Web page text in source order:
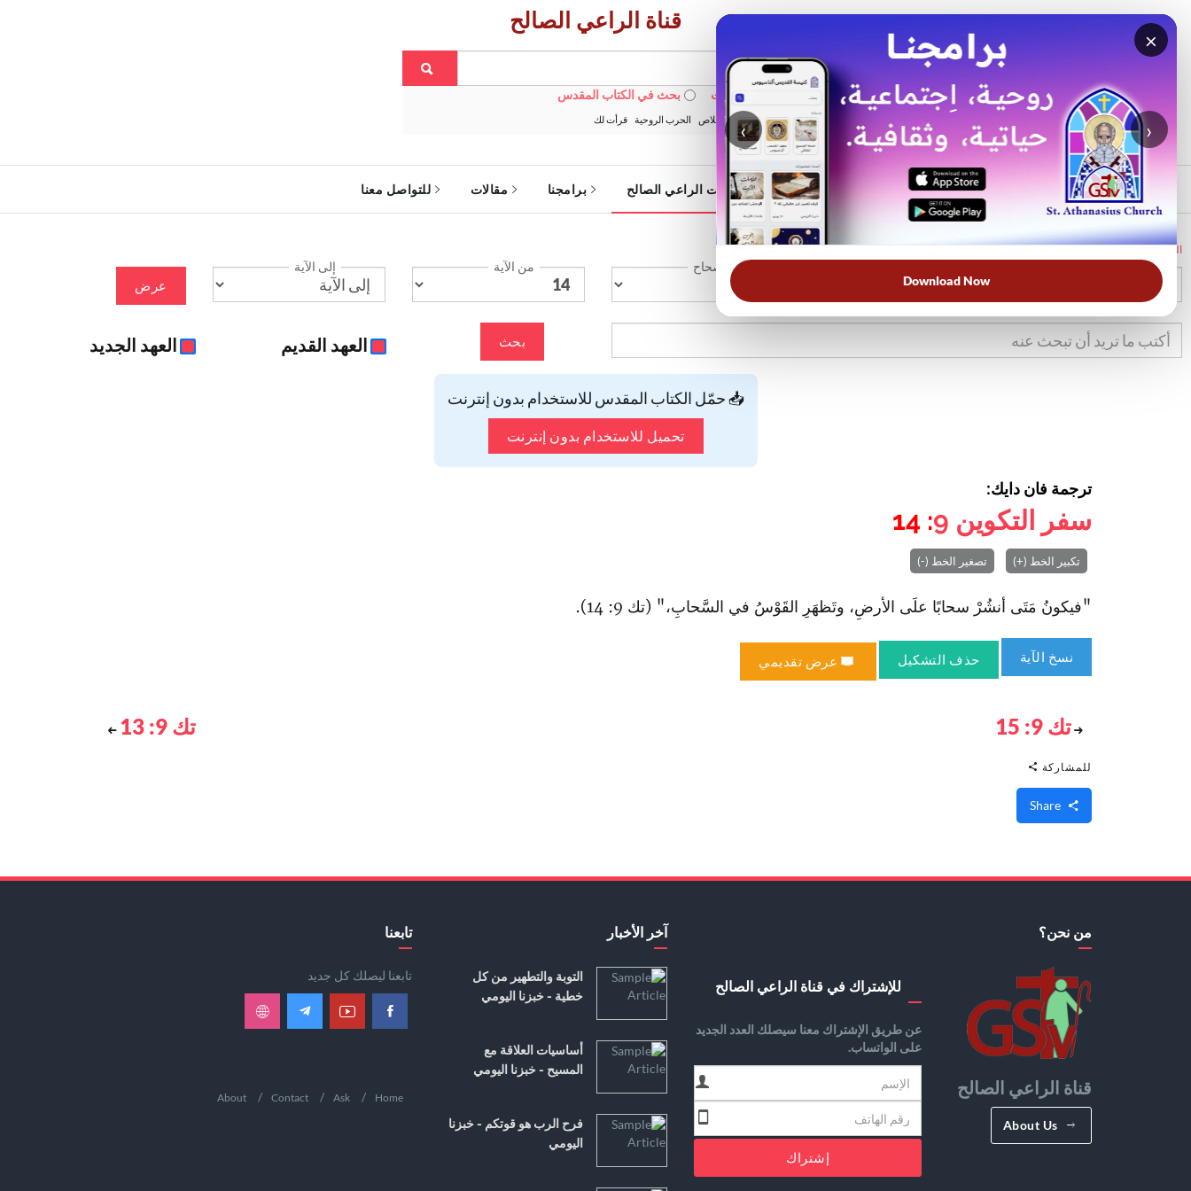
×
‹ ›
Download Now
قناة الراعي الصالح
بحث في الويبسايت بحث في الكتاب المقدس
الأكثر بحثًا: خبزنا اليومي الخلاص الحرب الروحية قرأت لك
الرئيسية خدمات الراعي الصالح برامجنا مقالات للتواصل معنا
الرئيسية
الإصحاح من الآية إلى الآية
عرض
بحث العهد القديم العهد الجديد
📥 حمّل الكتاب المقدس للاستخدام بدون إنترنت
تحميل للاستخدام بدون إنترنت
ترجمة فان دايك:
سفر التكوين 9
: 14
تكبير الخط (+) تصغير الخط (-)
"فيكونُ مَتَى أنشُرْ سحابًا علَى الأرضِ، وتَظهَرِ القَوْسُ في السَّحابِ،" (تك 9: 14).
نسخ الآية حذف التشكيل عرض تقديمي
تك 9: 15 تك 9: 13
للمشاركة
من نحن؟
قناة الراعي الصالح
About Us
للإشتراك في قناة الراعي الصالح
عن طريق الإشتراك معنا سيصلك العدد الجديد
على الواتساب.
إشتراك
آخر الأخبار
التوبة والتطهير من كل
خطية - خبزنا اليومي
أساسيات العلاقة مع
المسيح - خبزنا اليومي
فرح الرب هو قوتكم - خبزنا
اليومي
تابعنا
تابعنا ليصلك كل جديد
Home
Ask
Contact
About